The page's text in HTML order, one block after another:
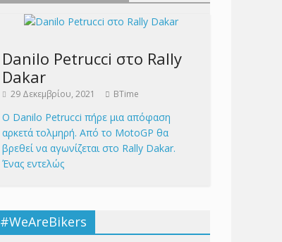
Danilo Petrucci στο Rally
Dakar
29 Δεκεμβρίου, 2021 BTime
Ο Danilo Petrucci πήρε μια απόφαση
αρκετά τολμηρή. Από το MotoGP θα
βρεθεί να αγωνίζεται στο Rally Dakar.
Ένας εντελώς
#WeAreBikers